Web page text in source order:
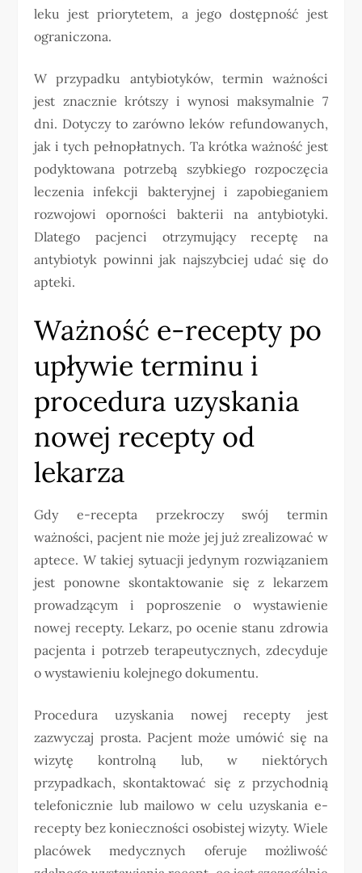
leku jest priorytetem, a jego dostępność jest
ograniczona.
W przypadku antybiotyków, termin ważności
jest znacznie krótszy i wynosi maksymalnie 7
dni. Dotyczy to zarówno leków refundowanych,
jak i tych pełnopłatnych. Ta krótka ważność jest
podyktowana potrzebą szybkiego rozpoczęcia
leczenia infekcji bakteryjnej i zapobieganiem
rozwojowi oporności bakterii na antybiotyki.
Dlatego pacjenci otrzymujący receptę na
antybiotyk powinni jak najszybciej udać się do
apteki.
Ważność e-recepty po
upływie terminu i
procedura uzyskania
nowej recepty od
lekarza
Gdy e-recepta przekroczy swój termin
ważności, pacjent nie może jej już zrealizować w
aptece. W takiej sytuacji jedynym rozwiązaniem
jest ponowne skontaktowanie się z lekarzem
prowadzącym i poproszenie o wystawienie
nowej recepty. Lekarz, po ocenie stanu zdrowia
pacjenta i potrzeb terapeutycznych, zdecyduje
o wystawieniu kolejnego dokumentu.
Procedura uzyskania nowej recepty jest
zazwyczaj prosta. Pacjent może umówić się na
wizytę kontrolną lub, w niektórych
przypadkach, skontaktować się z przychodnią
telefonicznie lub mailowo w celu uzyskania e-
recepty bez konieczności osobistej wizyty. Wiele
placówek medycznych oferuje możliwość